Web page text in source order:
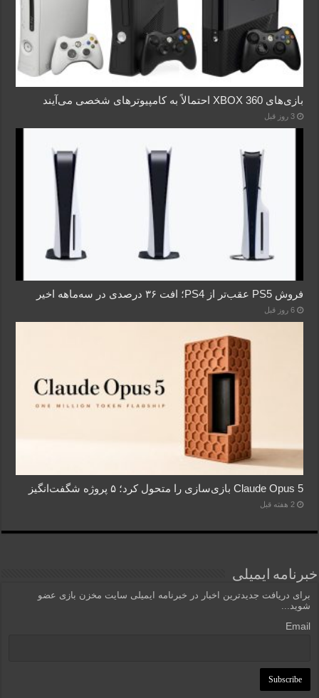
بازی‌های XBOX 360 احتمالاً به کامپیوترهای شخصی می‌آیند
3 روز قبل
فروش PS5 عقب‌تر از PS4؛ افت ۳۶ درصدی در سه‌ماهه اخیر
6 روز قبل
Claude Opus 5 بازی‌سازی را متحول کرد؛ ۵ پروژه شگفت‌انگیز
2 هفته قبل
خبرنامه ایمیلی
برای دریافت جدیدترین اخبار در خبرنامه ایمیلی سایت مخزن بازی عضو
شوید...
Email